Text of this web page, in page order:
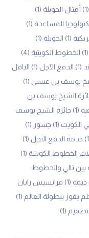
(1) أمثال الحويلة (1)
المساعدة (1)
(1) الحويلة (1)
(1) الخطوط الكويتية (4)
(1) الدفع الآجل (1)
الناقل
يوسف بن عيسى (1)
الشيخ يوسف بن
(1)
جائزة الشيخ يوسف
الكويت (1) جسور (1)
خدمة الدفع الىجل (1)
الخطوط الكويتية (1)
بين تالي والخطوط
(1)
فرانسيس رايان
يفوز ببطولة العالم (1)
(1)